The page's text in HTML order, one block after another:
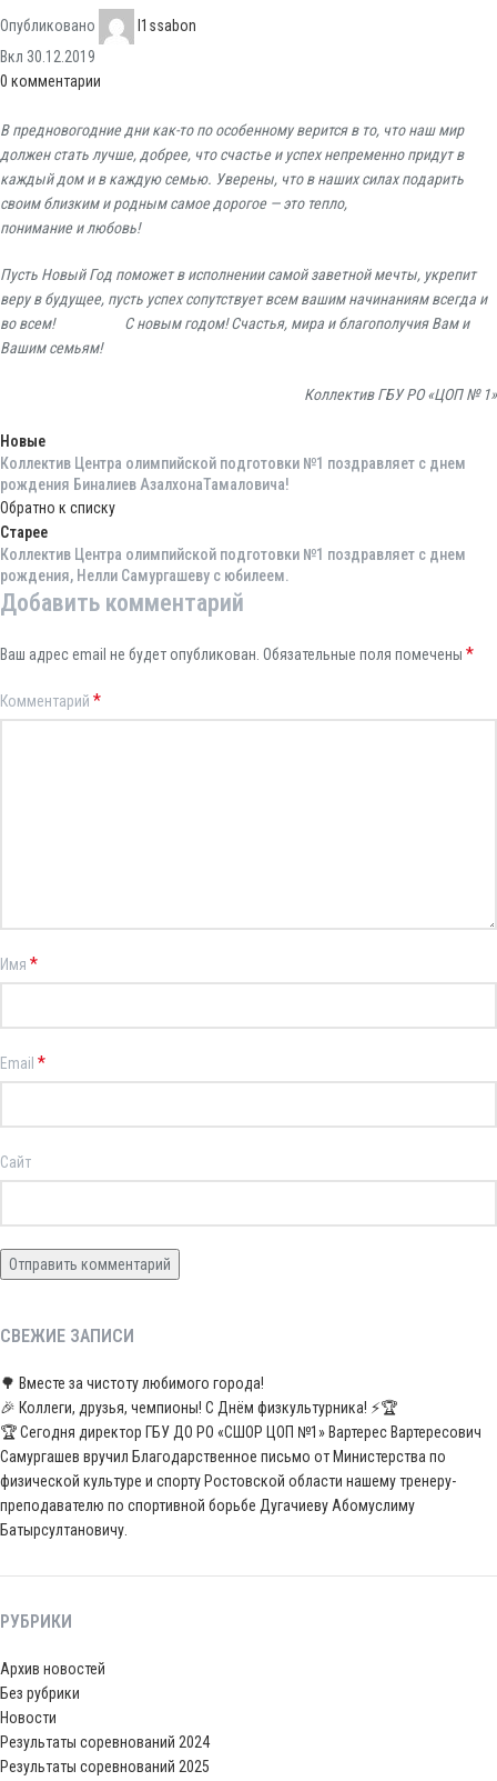
Опубликовано
l1ssabon
Вкл 30.12.2019
0 комментарии
В предновогодние дни как-то по особенному верится в то, что наш мир
должен стать лучше, добрее, что счастье и успех непременно придут в
каждый дом и в каждую семью. Уверены, что в наших силах подарить
своим близким и родным самое дорогое — это тепло,
понимание и любовь!
Пусть Новый Год поможет в исполнении самой заветной мечты, укрепит
веру в будущее, пусть успех сопутствует всем вашим начинаниям всегда и
во всем! С новым годом! Счастья, мира и благополучия Вам и
Вашим семьям!
Коллектив ГБУ РО «ЦОП №1»
Новые
Коллектив Центра олимпийской подготовки №1 поздравляет с днем
рождения Биналиев АзалхонаТамаловича!
Обратно к списку
Старее
Коллектив Центра олимпийской подготовки №1 поздравляет с днем
рождения, Нелли Самургашеву с юбилеем.
Добавить комментарий
Ваш адрес email не будет опубликован. Обязательные поля помечены *
Комментарий *
Имя *
Email *
Сайт
СВЕЖИЕ ЗАПИСИ
🌳 Вместе за чистоту любимого города!
🎉 Коллеги, друзья, чемпионы! С Днём физкультурника! ⚡️🏆
🏆 Сегодня директор ГБУ ДО РО «СШОР ЦОП №1» Вартерес Вартересович
Самургашев вручил Благодарственное письмо от Министерства по
физической культуре и спорту Ростовской области нашему тренеру-
преподавателю по спортивной борьбе Дугачиеву Абомуслиму
Батырсултановичу.
РУБРИКИ
Архив новостей
Без рубрики
Новости
Результаты соревнований 2024
Результаты соревнований 2025